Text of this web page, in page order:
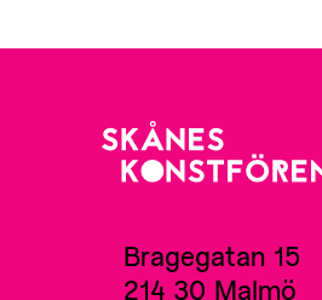
Bragegatan 15
214 30 Malmö